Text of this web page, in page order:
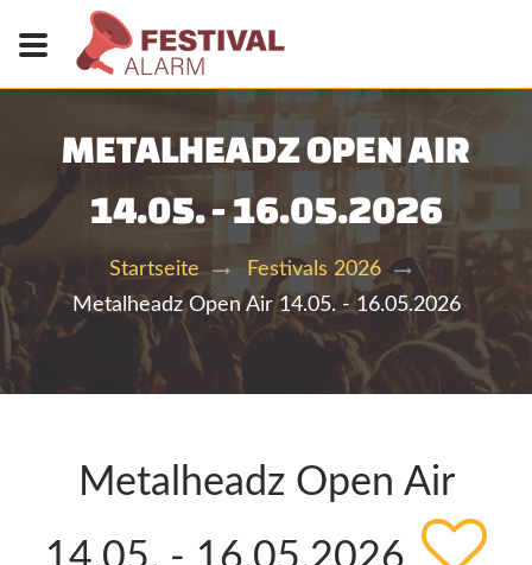
METALHEADZ OPEN AIR
14.05. - 16.05.2026
Startseite
Festivals 2026
Metalheadz Open Air 14.05. - 16.05.2026
Metalheadz Open Air